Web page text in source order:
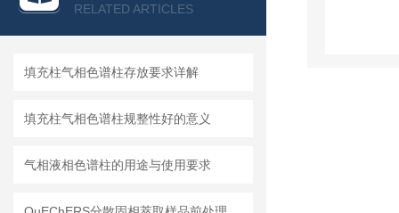
RELATED ARTICLES
填充柱气相色谱柱存放要求详解
填充柱气相色谱柱规整性好的意义
气相液相色谱柱的用途与使用要求